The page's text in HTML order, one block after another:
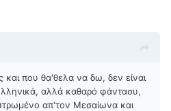
που θα'θελα να δω, δεν είναι
αλλά καθαρό φάντασυ,
απ'τον Μεσαίωνα και